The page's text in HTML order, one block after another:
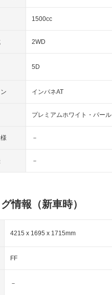
1500cc
2WD
5D
インパネAT
プレミアムホワイト・パール
－
－
情報（新車時）
4215 x 1695 x 1715mm
FF
－